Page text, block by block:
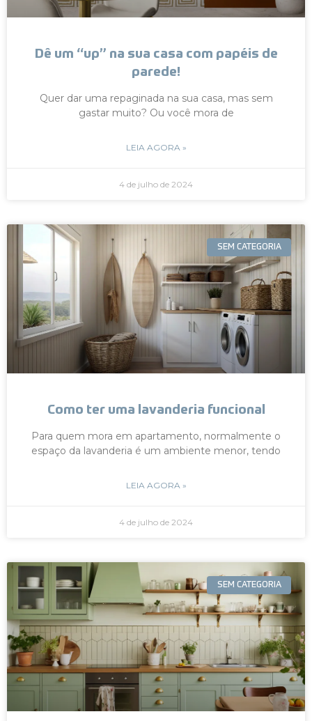
Dê um “up” na sua casa com papéis de
parede!
Quer dar uma repaginada na sua casa, mas sem
gastar muito? Ou você mora de
LEIA AGORA »
4 de julho de 2024
SEM CATEGORIA
Como ter uma lavanderia funcional
Para quem mora em apartamento, normalmente o
espaço da lavanderia é um ambiente menor, tendo
LEIA AGORA »
4 de julho de 2024
SEM CATEGORIA